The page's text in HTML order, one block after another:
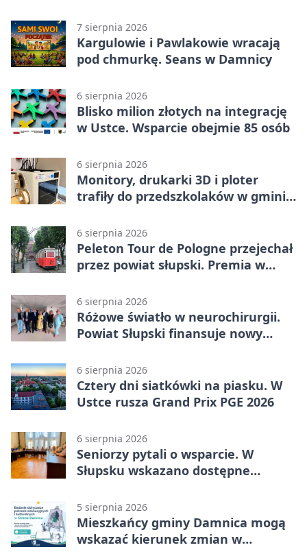
7 sierpnia 2026
Kargulowie i Pawlakowie wracają
pod chmurkę. Seans w Damnicy
6 sierpnia 2026
Blisko milion złotych na integrację
w Ustce. Wsparcie obejmie 85 osób
6 sierpnia 2026
Monitory, drukarki 3D i ploter
trafiły do przedszkolaków w gminie
6 sierpnia 2026
Peleton Tour de Pologne przejechał
przez powiat słupski. Premia w
6 sierpnia 2026
Różowe światło w neurochirurgii.
Powiat Słupski finansuje nowy
6 sierpnia 2026
Cztery dni siatkówki na piasku. W
Ustce rusza Grand Prix PGE 2026
6 sierpnia 2026
Seniorzy pytali o wsparcie. W
Słupsku wskazano dostępne
5 sierpnia 2026
Mieszkańcy gminy Damnica mogą
wskazać kierunek zmian w